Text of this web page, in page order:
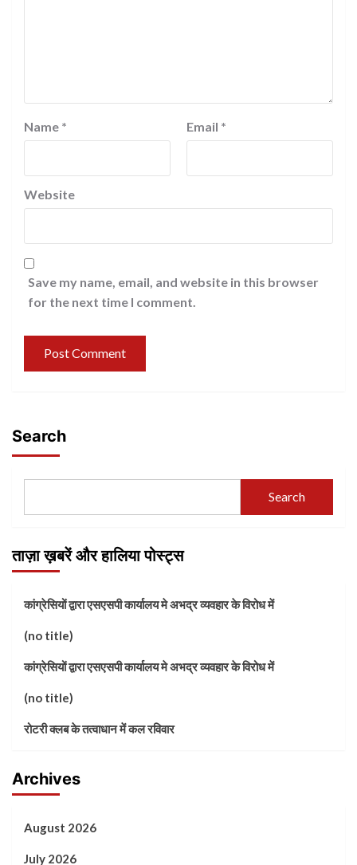
Name * Email *
Website
Save my name, email, and website in this browser
for the next time I comment.
Search
Search
ताज़ा ख़बरें और हालिया पोस्ट्स
कांग्रेसियों द्वारा एसएसपी कार्यालय मे अभद्र व्यवहार के विरोध में
(no title)
कांग्रेसियों द्वारा एसएसपी कार्यालय मे अभद्र व्यवहार के विरोध में
(no title)
रोटरी क्लब के तत्वाधान में कल रविवार
Archives
August 2026
July 2026